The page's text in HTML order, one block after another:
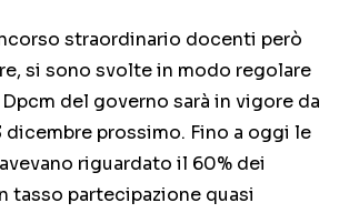
straordinario docenti però
si sono svolte in modo regolare
del governo sarà in vigore da
dicembre prossimo. Fino a oggi le
riguardato il 60% dei
tasso partecipazione quasi